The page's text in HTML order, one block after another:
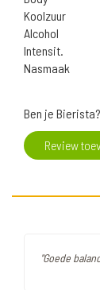
Koolzuur
Alcohol
Intensit.
Nasmaak
Ben je Bierista?
Review
"Goede